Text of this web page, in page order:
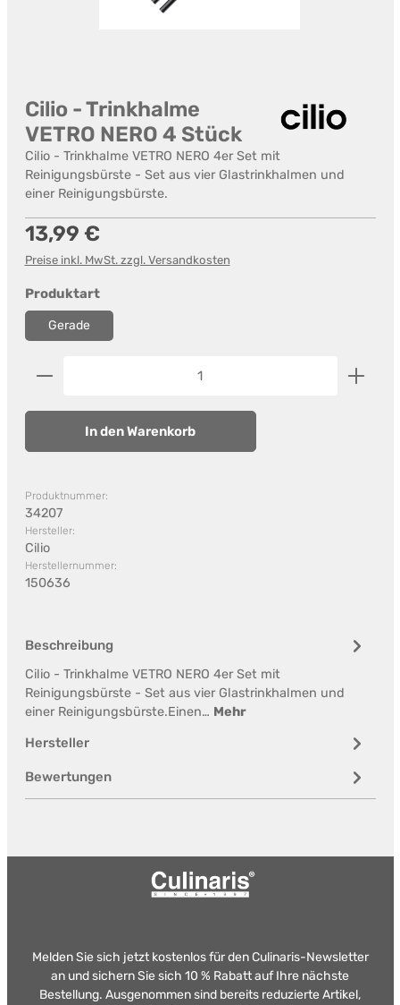
Cilio - Trinkhalme
VETRO NERO 4 Stück
Cilio - Trinkhalme VETRO NERO 4er Set mit
Reinigungsbürste - Set aus vier Glastrinkhalmen und
einer Reinigungsbürste.
Regulärer Preis:
13,99 €
Preise inkl. MwSt. zzgl. Versandkosten
Produktartauswählen
Gerade
Produkt Anzahl: Gib den gewünschten Wert ein
In den Warenkorb
Produktnummer:
34207
Hersteller:
Cilio
Herstellernummer:
150636
Beschreibung
Cilio - Trinkhalme VETRO NERO 4er Set mit
Reinigungsbürste - Set aus vier Glastrinkhalmen und
einer Reinigungsbürste.Einen… Mehr
Hersteller
Bewertungen
Melden Sie sich jetzt kostenlos für den Culinaris-Newsletter
an und sichern Sie sich 10 % Rabatt auf Ihre nächste
Bestellung. Ausgenommen sind bereits reduzierte Artikel,